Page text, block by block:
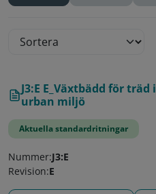
J3:E E_Växtbädd för träd i
urban miljö
Aktuella standardritningar
Nummer:J3:E
Revision:E